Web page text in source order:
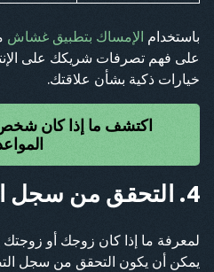
باستخدام الإمساك بتطبيق غشاش
على فهم تصرفات شريكك على
خيارات ذكية بشأن علاقتك.
اكتشف ما إذا كان
4. التحقق من سجل التصفح
لمعرفة ما إذا كان زوجك أو زوجتك
يمكن أن يكون التحقق من سجل